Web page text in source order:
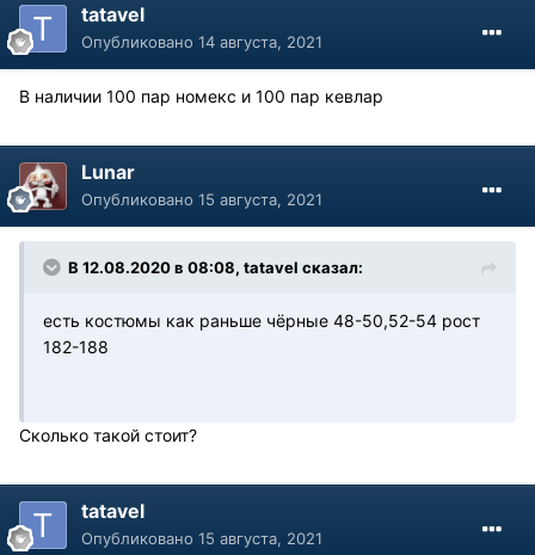
tatavel
Опубликовано 14 августа, 2021
В наличии 100 пар номекс и 100 пар кевлар
Lunar
Опубликовано 15 августа, 2021
В 12.08.2020 в 08:08, tatavel сказал:
есть костюмы как раньше чёрные 48-50,52-54 рост
182-188
Сколько такой стоит?
tatavel
Опубликовано 15 августа, 2021